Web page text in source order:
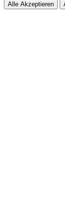
Alle Akzeptieren